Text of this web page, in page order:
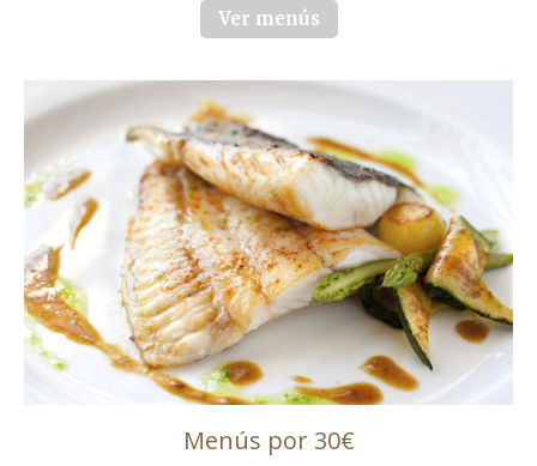
Ver menús
Menús por 30€